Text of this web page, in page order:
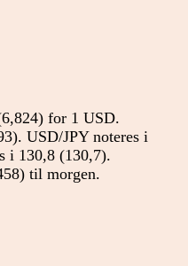
for 1 USD.
USD/JPY noteres i
i 130,8 (130,7).
til morgen.